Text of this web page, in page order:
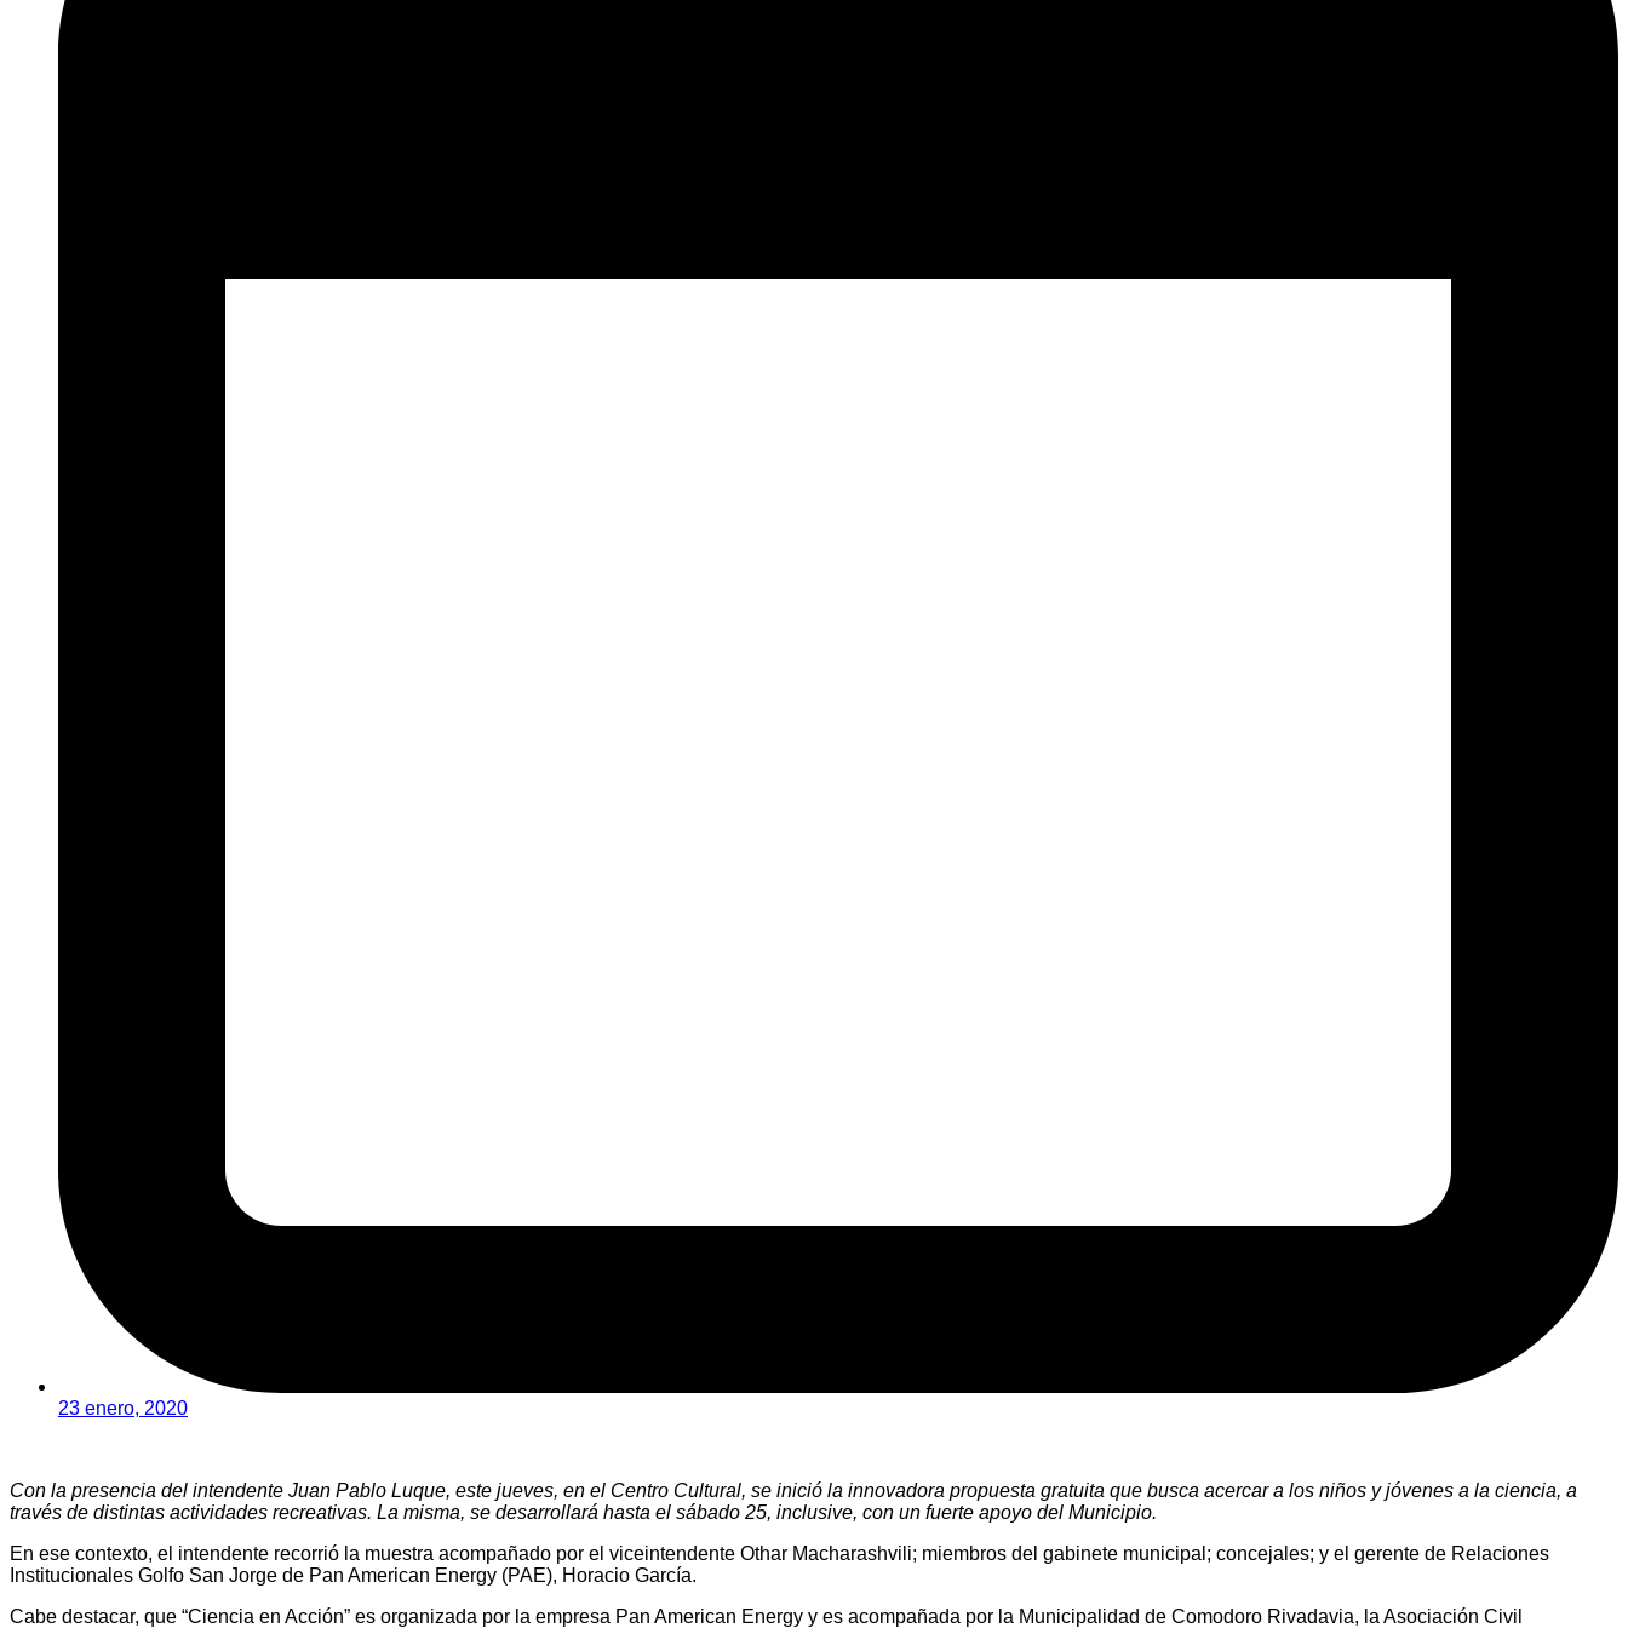
23 enero, 2020
Con la presencia del intendente Juan Pablo Luque, este jueves, en el Centro Cultural, se inició la innovadora propuesta gratuita que busca acercar a los niños y jóvenes a la ciencia, a
través de distintas actividades recreativas. La misma, se desarrollará hasta el sábado 25, inclusive, con un fuerte apoyo del Municipio.
En ese contexto, el intendente recorrió la muestra acompañado por el viceintendente Othar Macharashvili; miembros del gabinete municipal; concejales; y el gerente de Relaciones
Institucionales Golfo San Jorge de Pan American Energy (PAE), Horacio García.
Cabe destacar, que “Ciencia en Acción” es organizada por la empresa Pan American Energy y es acompañada por la Municipalidad de Comodoro Rivadavia, la Asociación Civil